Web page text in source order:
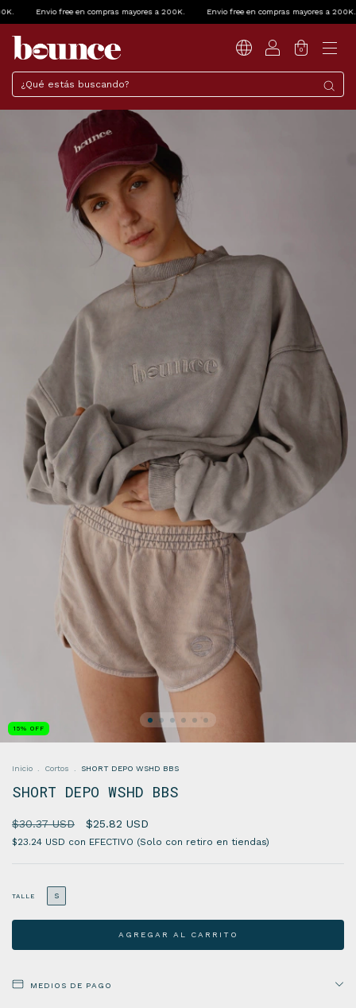
Envio free en compras mayores a 200K. Envio free en compras mayores a 200K.
0
15% OFF
Inicio Cortos SHORT DEPO WSHD BBS
SHORT DEPO WSHD BBS
$30.37 USD $25.82 USD
$23.24 USD con EFECTIVO (Solo con retiro en tiendas)
TALLE S
MEDIOS DE PAGO